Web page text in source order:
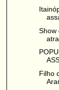
Show
Filho